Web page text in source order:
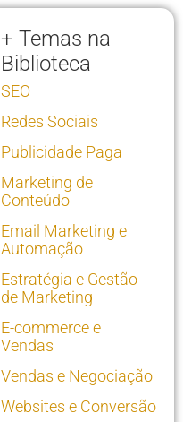
+ Temas na
Biblioteca
SEO
Redes Sociais
Publicidade Paga
Marketing de
Conteúdo
Email Marketing e
Automação
Estratégia e Gestão
de Marketing
E-commerce e
Vendas
Vendas e Negociação
Websites e Conversão